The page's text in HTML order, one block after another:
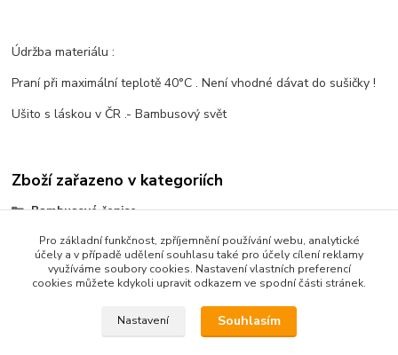
Údržba materiálu :
Praní při maximální teplotě 40°C . Není vhodné dávat do sušičky !
Ušito s láskou v ČR .- Bambusový svět
Zboží zařazeno v kategoriích
Bambusové čepice
Vzorované
Pro základní funkčnost, zpříjemnění používání webu, analytické
účely a v případě udělení souhlasu také pro účely cílení reklamy
využíváme soubory cookies. Nastavení vlastních preferencí
cookies můžete kdykoli upravit odkazem ve spodní části stránek.
Nastavení Souhlasím